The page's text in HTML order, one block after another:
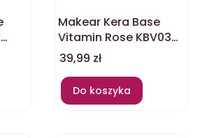
Makear Kera Base
Vitamin Rose KBV03
8ml
Cena
39,99 zł
Do koszyka